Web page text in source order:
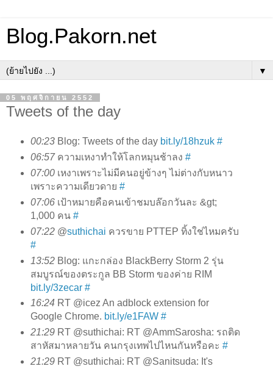
Blog.Pakorn.net
▼
05 พฤศจิกายน 2552
Tweets of the day
00:23Blog: Tweets of the day bit.ly/18hzuk #
06:57ความเหงาทำให้โลกหมุนช้าลง #
07:00เหงาเพราะไม่มีคนอยู่ข้างๆ ไม่ต่างกับหนาว
เพราะความเดียวดาย #
07:06เป้าหมายคือคนเข้าชมบล๊อกวันละ &gt;
1,000 คน #
07:22@suthichai ควรขาย PTTEP ทิ้งใช่ไหมครับ
#
13:52Blog: แกะกล่อง BlackBerry Storm 2 รุ่น
สมบูรณ์ของตระกูล BB Storm ของค่าย RIM
bit.ly/3zecar #
16:24RT @icez An adblock extension for
Google Chrome. bit.ly/e1FAW #
21:29RT @suthichai: RT @AmmSarosha: รถติด
สาหัสมาหลายวัน คนกรุงเทพไปไหนกันหรือคะ #
21:29RT @suthichai: RT @Sanitsuda: It's